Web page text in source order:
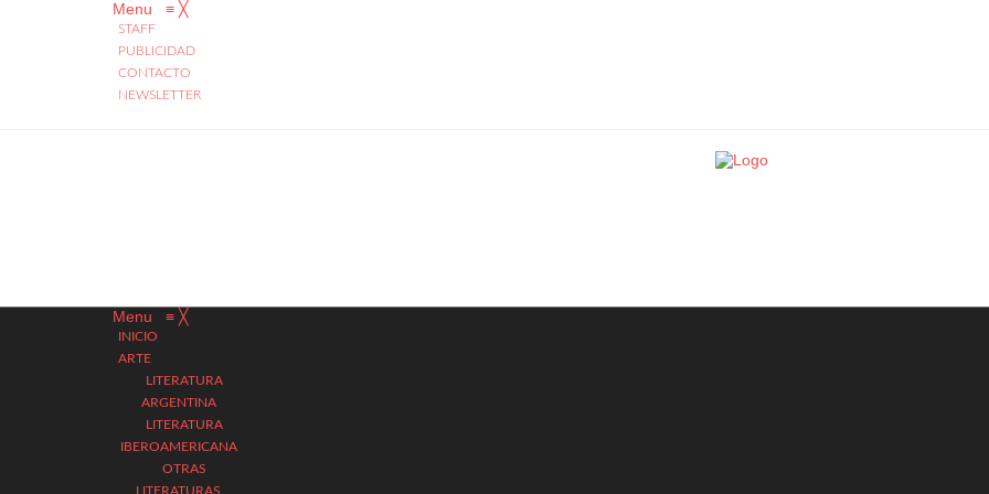
Menu ≡ ╳
STAFF
PUBLICIDAD
CONTACTO
NEWSLETTER
Menu ≡ ╳
INICIO
ARTE
LITERATURA
ARGENTINA
LITERATURA
IBEROAMERICANA
OTRAS
LITERATURAS